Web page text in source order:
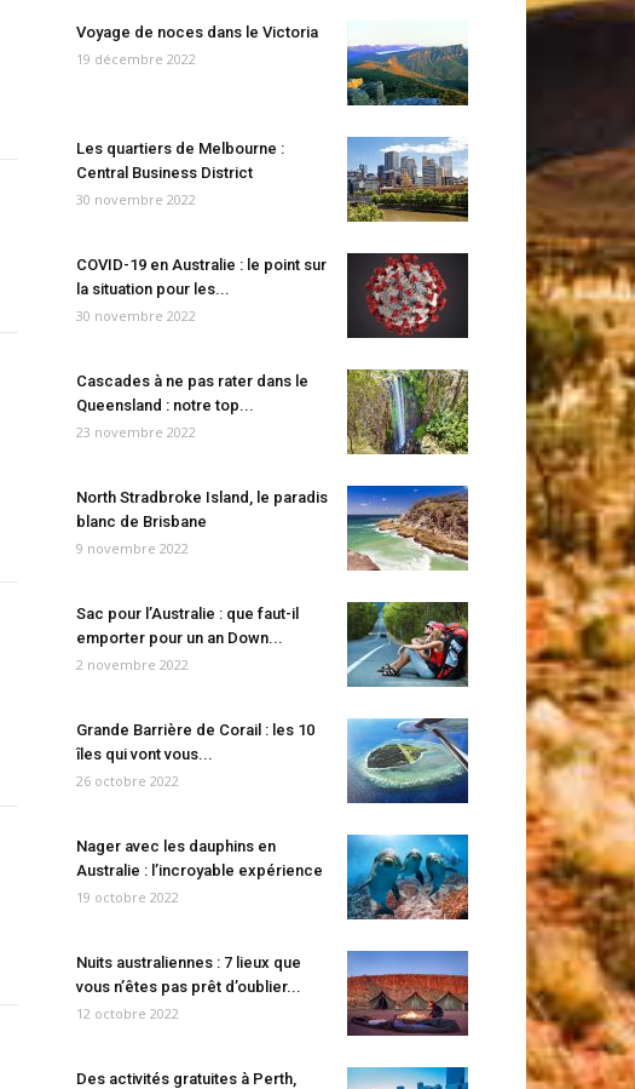
Voyage de noces dans le Victoria
19 décembre 2022
Les quartiers de Melbourne :
Central Business District
30 novembre 2022
COVID-19 en Australie : le point sur
la situation pour les...
30 novembre 2022
Cascades à ne pas rater dans le
Queensland : notre top...
23 novembre 2022
North Stradbroke Island, le paradis
blanc de Brisbane
9 novembre 2022
Sac pour l’Australie : que faut-il
emporter pour un an Down...
2 novembre 2022
Grande Barrière de Corail : les 10
îles qui vont vous...
26 octobre 2022
Nager avec les dauphins en
Australie : l’incroyable expérience
19 octobre 2022
Nuits australiennes : 7 lieux que
vous n’êtes pas prêt d’oublier...
12 octobre 2022
Des activités gratuites à Perth,